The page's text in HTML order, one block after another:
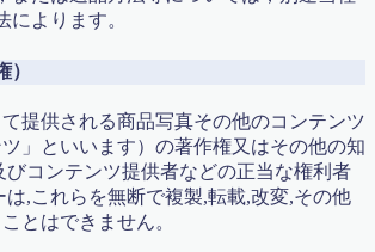
ワン演習）
幸せに
講座(オンライン)
座 中高一貫向け
備講座（ハイレベル）
によります。
提供される商品写真その他のコンテンツ
ツ」といいます）の著作権又はその他の知
びコンテンツ提供者などの正当な権利者
は,これらを無断で複製,転載,改変,その他
とはできません。